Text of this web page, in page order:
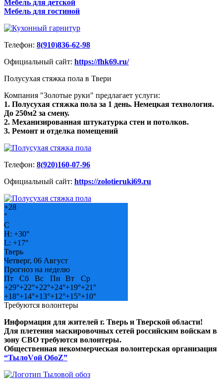
Мебель для детской
Мебель для гостиной
Телефон: 8(910)836-62-98
Официальный сайт: https://fhk69.ru/
Полусухая стяжка пола в Твери
Компания "Золотые руки" предлагает услуги:
1. Полусухая стяжка пола за 1 день. Немецкая технология.
До 250м2 за смену.
2. Механизированная штукатурка стен и потолков.
3. Ремонт и отделка помещений
Телефон: 8(920)160-07-96
Официальный сайт: https://zolotieruki69.ru
+28
°
C
H: +30°
L: +17°
Тверь
Четверг, 06 Август
Прогноз на неделю
Пт
Сб Вс Пн Вт
Ср
+29°+22°+22°+24°+19°+21°
+18°+14°+13°+12°+15°+10°
Требуются волонтеры
Информация для жителей г. Тверь и Тверской области!
Для плетения маскировочных сетей российским войскам в
зону СВО требуются волонтеры.
Общественная некоммерческая волонтерская организация
“ТылоVой ОбоZ”